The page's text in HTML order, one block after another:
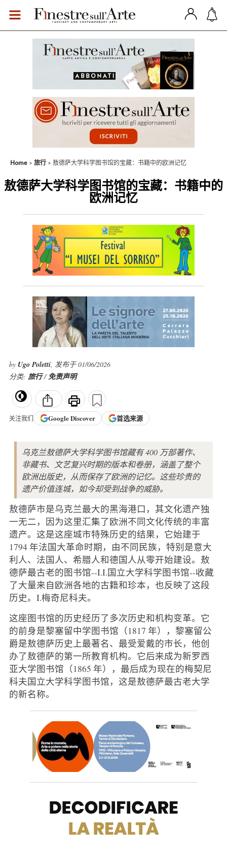
Home 旅行 敖德萨大学科学图书馆的宝藏：书籍中的欧洲记忆
敖德萨大学科学图书馆的宝藏：书籍中的
欧洲记忆
by Ugo Poletti, 发布于 01/06/2026
分类: 旅行/免责声明
关注我们 GoogleDiscover 首选来源
乌克兰敖德萨大学科学图书馆藏有 400 万部著作、
非藏书、文艺复兴时期的版本和卷册，涵盖了整个
欧洲出版史，从而保存了欧洲的记忆。这些珍贵的
遗产价值连城，如今却受到战争的威胁。
敖德萨市是乌克兰最大的黑海港口，其文化遗产独
一无二，因为这里汇集了欧洲不同文化传统的丰富
遗产。这是这座城市特殊历史的结果，它始建于
1794 年法国大革命时期，由不同民族，特别是意大
利人、法国人、希腊人和德国人从零开始建设。敖
德萨最古老的图书馆--I.I.国立大学科学图书馆--收藏
了大量来自欧洲各地的古籍和珍本，也反映了这段
历史。I.梅奇尼科夫。
这座图书馆的历史经历了多次历史和机构变革。它
的前身是黎塞留中学图书馆（1817 年），黎塞留公
爵是敖德萨历史上最著名、最受爱戴的市长，他创
办了敖德萨的第一所教育机构。它后来成为新罗西
亚大学图书馆（1865 年），最后成为现在的梅契尼
科夫国立大学科学图书馆，这是敖德萨最古老大学
的新名称。